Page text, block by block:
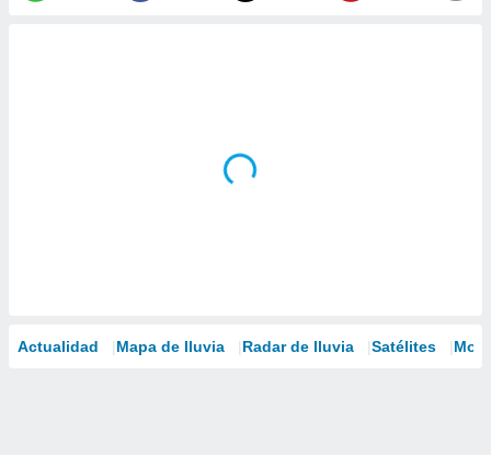
Actualidad Mapa de lluvia Radar de lluvia Satélites